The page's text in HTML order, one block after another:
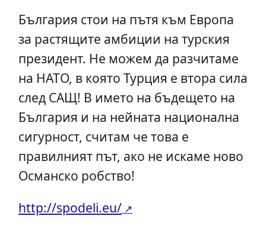
България стои на пътя към Европа
за растящите амбиции на турския
президент. Не можем да разчитаме
на НАТО, в която Турция е втора сила
след САЩ! В името на бъдещето на
България и на нейната национална
сигурност, считам че това е
правилният път, ако не искаме ново
Османско робство!
http://spodeli.eu/